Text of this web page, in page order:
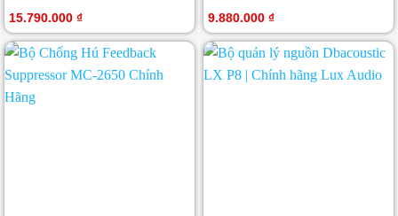
Được
xếp
hạng
0
sao
15.790.000 ₫
Được
xếp
hạng
0
sao
9.880.000 ₫